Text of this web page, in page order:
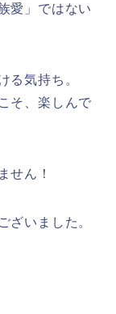
愛」ではない
る気持ち。
そ、楽しんで
せん！
ざいました。